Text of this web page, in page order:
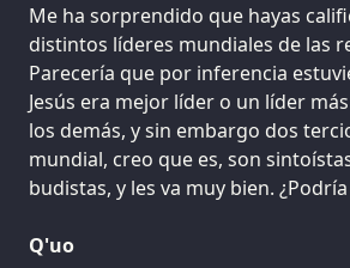
Me ha sorprendido que hayas
distintos líderes mundiales de las
Parecería que por inferencia
Jesús era mejor líder o un líder
los demás, y sin embargo dos
mundial, creo que es, son
budistas, y les va muy bien.
Q'uo